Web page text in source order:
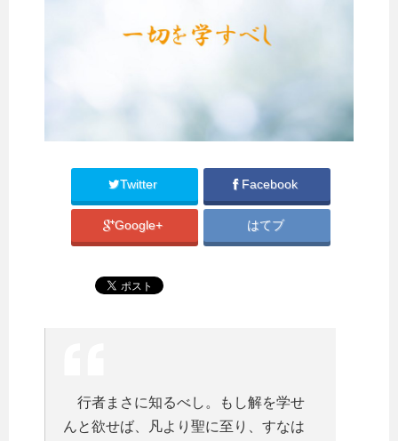
Twitter Facebook
Google+ はてブ
行者まさに知るべし。もし解を学せ
んと欲せば、凡より聖に至り、すなは